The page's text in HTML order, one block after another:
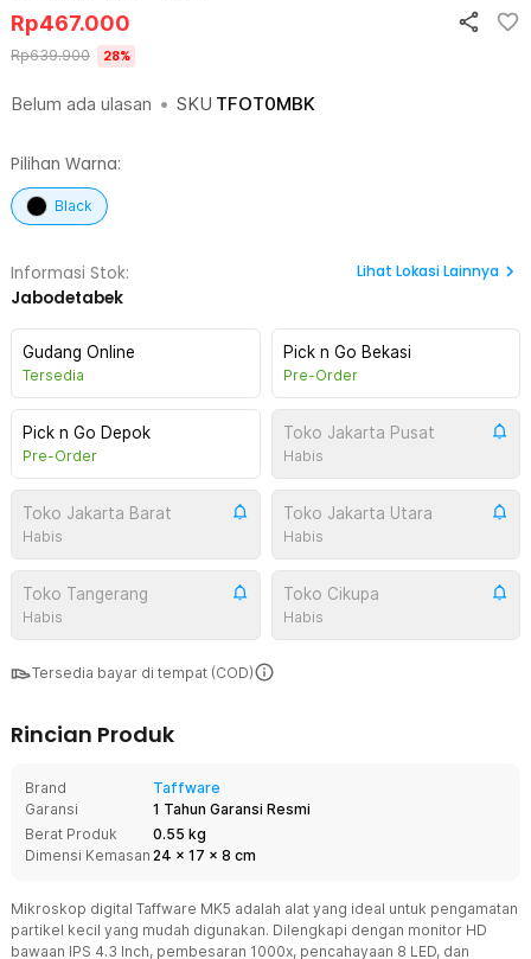
Belum ada ulasan • SKU TFOT0MBK
Rp467.000
Rp639.900 28%
Pilihan Warna:
Black
Informasi Stok:
Jabodetabek
Lihat Lokasi Lainnya
Gudang Online
Tersedia
Pick n Go Bekasi
Pre-Order
Pick n Go Depok
Pre-Order
Toko Jakarta Pusat
Habis
Toko Jakarta Barat
Habis
Toko Jakarta Utara
Habis
Toko Tangerang
Habis
Toko Cikupa
Habis
Tersedia bayar di tempat (COD)
Rincian Produk
Brand
Taffware
Garansi
1 Tahun Garansi Resmi
Berat Produk
0.55 kg
Dimensi Kemasan 24 x 17 x 8 cm
Mikroskop digital Taffware MK5 adalah alat yang ideal untuk pengamatan
partikel kecil yang mudah digunakan. Dilengkapi dengan monitor HD
bawaan IPS 4.3 Inch, pembesaran 1000x, pencahayaan 8 LED, dan